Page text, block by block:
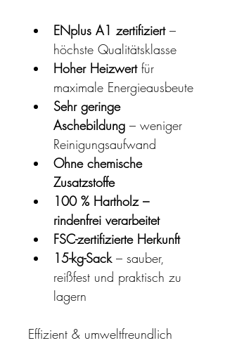
ENplus A1 zertifiziert –
höchste Qualitätsklasse
Hoher Heizwert für
maximale Energieausbeute
Sehr geringe
Aschebildung – weniger
Reinigungsaufwand
Ohne chemische
Zusatzstoffe
100 % Hartholz –
rindenfrei verarbeitet
FSC-zertifizierte Herkunft
15-kg-Sack – sauber,
reißfest und praktisch zu
lagern
Effizient & umweltfreundlich